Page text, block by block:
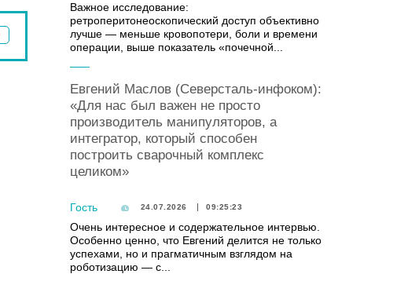
Важное исследование:
ретроперитонеоскопический доступ объективно
лучше — меньше кровопотери, боли и времени
операции, выше показатель «почечной...
Евгений Маслов (Северсталь-инфоком):
«Для нас был важен не просто
производитель манипуляторов, а
интегратор, который способен
построить сварочный комплекс
целиком»
Гость 24.07.2026 09:25:23
Очень интересное и содержательное интервью.
Особенно ценно, что Евгений делится не только
успехами, но и прагматичным взглядом на
роботизацию — с...